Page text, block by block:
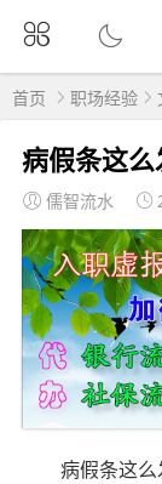
首页 职场经验
病假条这
儒智流水
病假条这么